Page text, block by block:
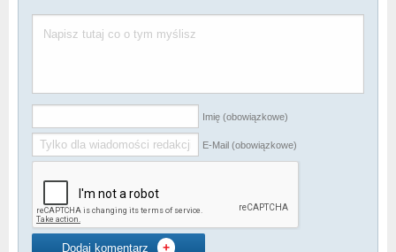
Imię (obowiązkowe)
E-Mail (obowiązkowe)
Dodaj komentarz +